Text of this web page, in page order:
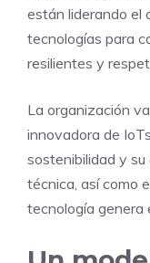
están liderando el
tecnologías para
resilientes y
La organización
innovadora de
sostenibilidad y
técnica, así como
tecnología genera